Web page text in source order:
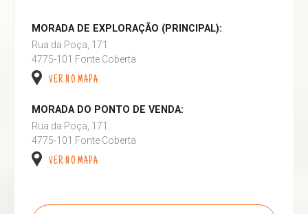
MORADA DE EXPLORAÇÃO (PRINCIPAL):
Rua da Poça, 171
4775-101 Fonte Coberta
VER NO MAPA
MORADA DO PONTO DE VENDA:
Rua da Poça, 171
4775-101 Fonte Coberta
VER NO MAPA